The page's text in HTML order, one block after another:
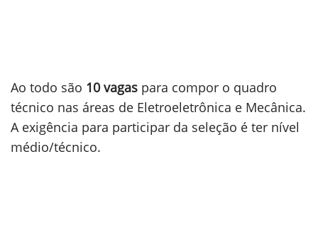
Ao todo são 10 vagas para compor o quadro
técnico nas áreas de Eletroeletrônica e Mecânica.
A exigência para participar da seleção é ter nível
médio/técnico.